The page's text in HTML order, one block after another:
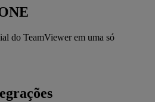
do TeamViewer em uma só